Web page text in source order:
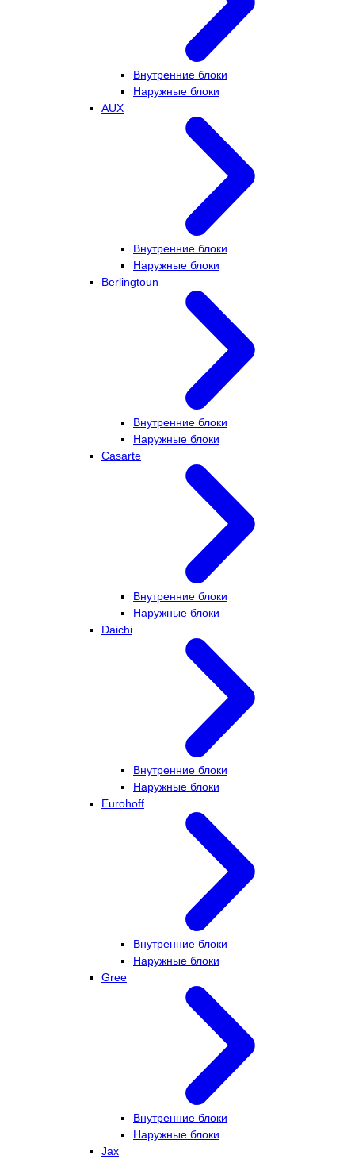
Внутренние блоки
Наружные блоки
AUX
Внутренние блоки
Наружные блоки
Berlingtoun
Внутренние блоки
Наружные блоки
Casarte
Внутренние блоки
Наружные блоки
Daichi
Внутренние блоки
Наружные блоки
Eurohoff
Внутренние блоки
Наружные блоки
Gree
Внутренние блоки
Наружные блоки
Jax